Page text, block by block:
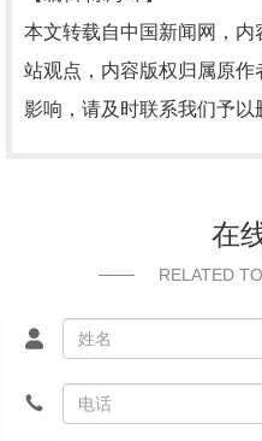
本文转载自中国新闻网，
站观点，内容版权归属原
影响，请及时联系我们予以
在
RELATED